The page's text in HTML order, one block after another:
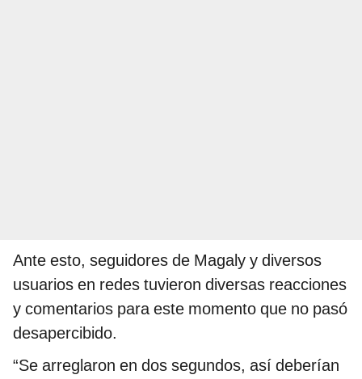
Ante esto, seguidores de Magaly y diversos
usuarios en redes tuvieron diversas reacciones
y comentarios para este momento que no pasó
desapercibido.
“Se arreglaron en dos segundos, así deberían